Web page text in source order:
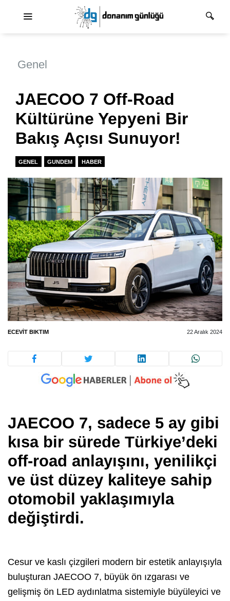
Genel
JAECOO 7 Off-Road
Kültürüne Yepyeni Bir
Bakış Açısı Sunuyor!
GENEL GUNDEM HABER
ECEVIT BIKTIM 22 Aralık 2024
JAECOO 7, sadece 5 ay gibi
kısa bir sürede Türkiye’deki
off-road anlayışını, yenilikçi
ve üst düzey kaliteye sahip
otomobil yaklaşımıyla
değiştirdi.
Cesur ve kaslı çizgileri modern bir estetik anlayışıyla
buluşturan JAECOO 7, büyük ön ızgarası ve
gelişmiş ön LED aydınlatma sistemiyle büyüleyici ve